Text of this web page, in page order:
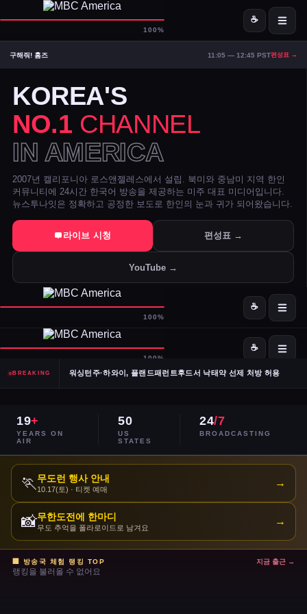
100%
☕
KOREA'S
NO.1 CHANNEL
IN AMERICA
2007년 캘리포니아 로스앤젤레스에서 설립. 북미와 중남미 지역 한인
커뮤니티에 24시간 한국어 방송을 제공하는 미주 대표 미디어입니다.
뉴스투나잇은 정확하고 공정한 보도로 한인의 눈과 귀가 되어왔습니다.
라이브 시청 편성표 →
YouTube →
MBC America
ON AIR — LIVE 18:43
구해줘! 홈즈 11:05 — 12:45 PST편성표 →
BREAKING
트럼프 DOJ 반무기화 기금 — 1·6 폭동 피고인들 감옥에서 배상금으
美 시카고·신시내티 등 10개 도시 시장, 유럽과 민주주의 수호 협약
전직 검사 연방 기소 — 잭 스미스 보고서 개인 이메일로 유출 혐의
SpaceX·OpenAI, IPO 계획 공식 확인… 시장 기대감 고조
Meta, 전체 인력 10% 감원 후 수천 명을 AI 사업부로 재배치
워싱턴주·하와이, 플랜드패런트후드서 낙태약 선제 처방 허용
이란, 호르무즈 해협 '통제 해양 구역' 선언… 긴장 고조
민주당 전국위, 2024년 선거 검토 보고서 '불완전·검증 불가' 판정
주거비 계속 상승 — 임차인·주택 구매자 모두 부담 가중
이스라엘, 레바논 휴전 연장 합의 후에도 공격 지속
19+
YEARS ON
AIR
50
US
STATES
24/7
BROADCASTING
🏃 무도런 행사 안내
10.17(토) · 티켓 예매
→
📸무한도전에 한마디
무도 추억을 폴라로이드로 남겨요
→
🏢 방송국 체험 랭킹 TOP 지금 출근 →
랭킹을 불러올 수 없어요